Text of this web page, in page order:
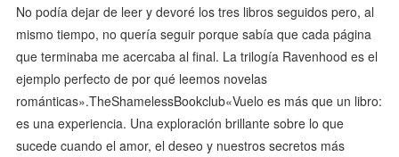
No podía dejar de leer y devoré los tres libros seguidos pero, al
mismo tiempo, no quería seguir porque sabía que cada página
que terminaba me acercaba al final. La trilogía Ravenhood es el
ejemplo perfecto de por qué leemos novelas
románticas».TheShamelessBookclub«Vuelo es más que un libro:
es una experiencia. Una exploración brillante sobre lo que
sucede cuando el amor, el deseo y nuestros secretos más